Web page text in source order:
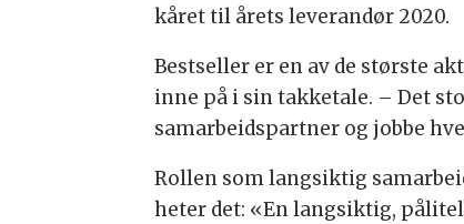
kåret til årets leverandør 2020.
Bestseller er en av de største
inne på i sin takketale. – Det
samarbeidspartner og jobbe
Rollen som langsiktig
heter det: «En langsiktig,